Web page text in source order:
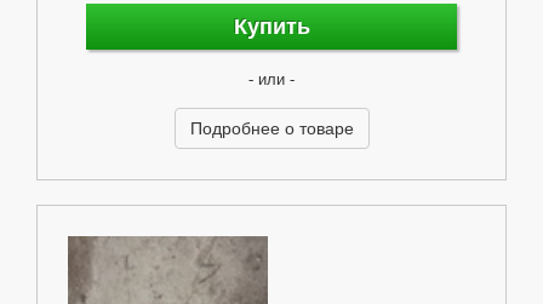
Купить
- или -
Подробнее о товаре